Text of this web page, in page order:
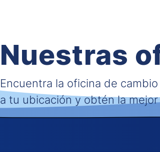
Nuestras
Encuentra la oficina de
a tu ubicación y obtén la